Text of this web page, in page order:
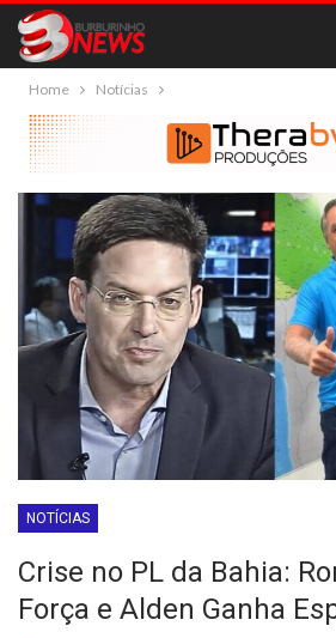
Home Notícias
NOTÍCIAS
Crise no PL da Bahia:
Força e Alden Ganha